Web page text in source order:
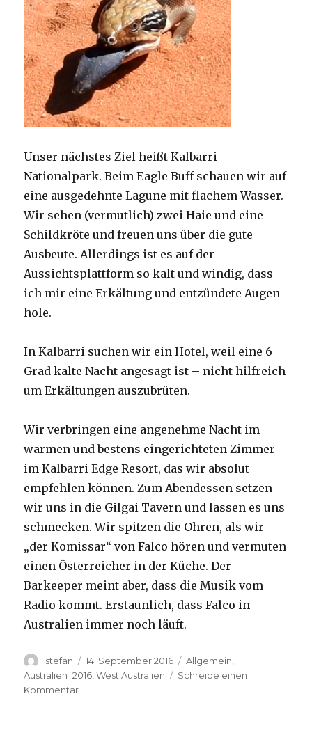
Unser nächstes Ziel heißt Kalbarri
Nationalpark. Beim Eagle Buff schauen wir auf
eine ausgedehnte Lagune mit flachem Wasser.
Wir sehen (vermutlich) zwei Haie und eine
Schildkröte und freuen uns über die gute
Ausbeute. Allerdings ist es auf der
Aussichtsplattform so kalt und windig, dass
ich mir eine Erkältung und entzündete Augen
hole.
In Kalbarri suchen wir ein Hotel, weil eine 6
Grad kalte Nacht angesagt ist – nicht hilfreich
um Erkältungen auszubrüten.
Wir verbringen eine angenehme Nacht im
warmen und bestens eingerichteten Zimmer
im Kalbarri Edge Resort, das wir absolut
empfehlen können. Zum Abendessen setzen
wir uns in die Gilgai Tavern und lassen es uns
schmecken. Wir spitzen die Ohren, als wir
„der Komissar“ von Falco hören und vermuten
einen Österreicher in der Küche. Der
Barkeeper meint aber, dass die Musik vom
Radio kommt. Erstaunlich, dass Falco in
Australien immer noch läuft.
Autor
stefan
Veröffentlicht
am
14. September 2016 Kategorien
Allgemein
Australien_2016 ,West Australien
Schreibe einen
Kommentarzu